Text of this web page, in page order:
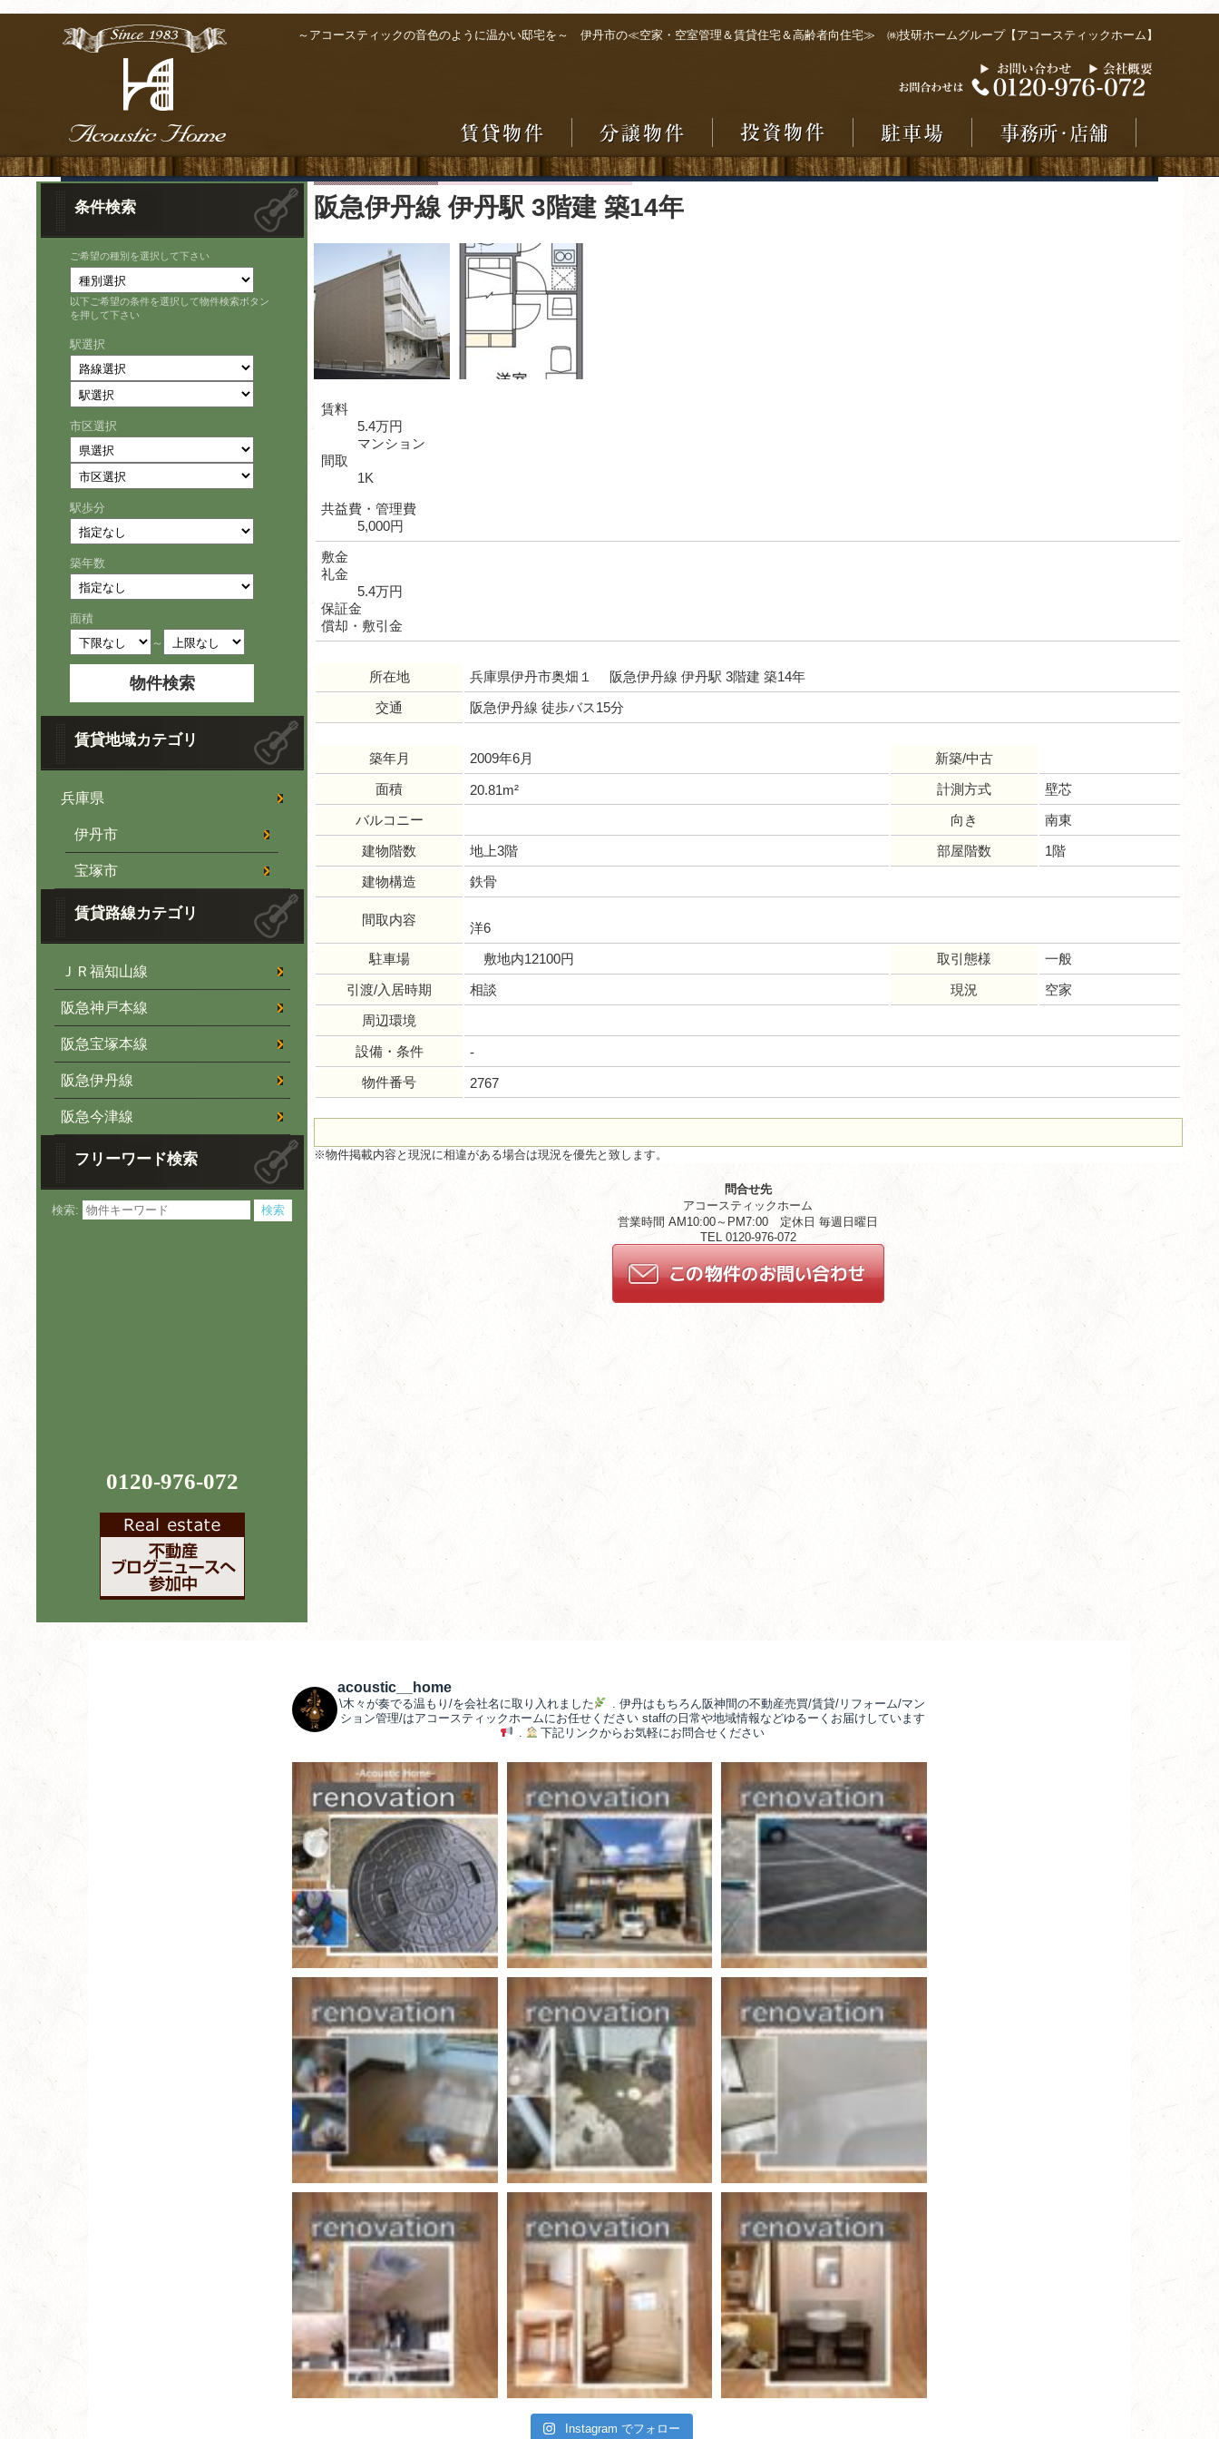
～アコースティックの音色のように温かい邸宅を～ 伊丹市の≪空家・空室管理＆賃貸住宅＆高齢者向住宅≫ ㈱技研ホームグループ【アコースティックホーム】
条件検索
ご希望の種別を選択して下さい
以下ご希望の条件を選択して物件検索ボタン
を押して下さい
駅選択
市区選択
駅歩分
築年数
面積
～
賃貸地域カテゴリ
兵庫県
伊丹市
宝塚市
賃貸路線カテゴリ
ＪＲ福知山線
阪急神戸本線
阪急宝塚本線
阪急伊丹線
阪急今津線
フリーワード検索
検索:
0120-976-072
阪急伊丹線 伊丹駅 3階建 築14年
賃料
5.4万円
マンション
間取
1K
共益費・管理費
5,000円
敷金
礼金
5.4万円
保証金
償却・敷引金
所在地
兵庫県伊丹市奥畑１ 阪急伊丹線 伊丹駅 3階建 築14年
交通
阪急伊丹線 徒歩バス15分
築年月 2009年6月
新築/中古
面積
20.81m² 計測方式
壁芯
バルコニー
向き
南東
建物階数
地上3階 部屋階数
1階
建物構造
鉄骨
間取内容
洋6
駐車場
敷地内12100円 取引態様
一般
引渡/入居時期
相談 現況
空家
周辺環境
設備・条件
-
物件番号
2767
※物件掲載内容と現況に相違がある場合は現況を優先と致します。
問合せ先
アコースティックホーム
営業時間 AM10:00～PM7:00 定休日 毎週日曜日
TEL 0120-976-072
acoustic__home
\木々が奏でる温もり/を会社名に取り入れました . 伊丹はもちろん阪神間の不動産売買/賃貸/リフォーム/マン
ション管理/はアコースティックホームにお任せくださいstaffの日常や地域情報などゆるーくお届けしています
.
下記リンクからお気軽にお問合せください
Instagram でフォロー